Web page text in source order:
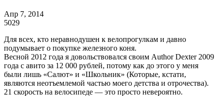
Апр 7, 2014
5029
Для всех, кто неравнодушен к велопрогулкам и давно
подумывает о покупке железного коня.
Весной 2012 года я довольствовался своим Author Dexter 2009
года с авито за 12 000 рублей, потому как до этого у меня
были лишь «Салют» и «Школьник» (Которые, кстати,
являются неотъемлемой частью моего детства и отрочества).
21 скорость на велосипеде — это просто невероятно.